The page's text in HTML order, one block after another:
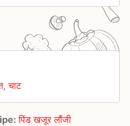
,चाट
पिंड खजूर लौंजी